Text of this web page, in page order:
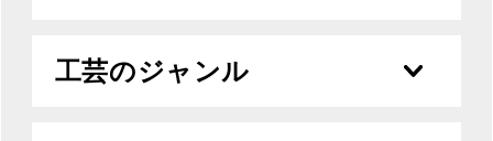
工芸のジャンル